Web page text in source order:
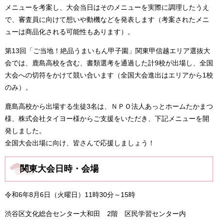
メニューを考案し、大会当日はそのメニューを実際に調理したうえ
で、審査員に向けて想いや動機などを発表します（考案されたメニ
ューは商品化される可能性もあります）。
第13回「ご当地！絶品うまいもん甲子園」関東甲信越エリア選抜大
会では、鹿島高校を含む、書類選考を通過した計9校が出場し、全国
大会への切符をかけて競い合います（全国大会進出はエリアから1校
のみ）。
鹿島高校から出場する生徒3名は、ＮＰＯ法人あっとホームたかまつ
様、株式会社タイヨー様からご支援をいただき、下記メニューを開
発しました。
全国大会出場に向け、皆さんで応援しましょう！
関東大会日時・会場
令和6年8月6日（火曜日）11時30分～15時
渋谷区文化総合センター大和田 2階 区民学習センター内